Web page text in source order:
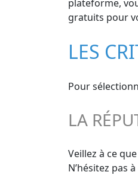
plateforme,
gratuits pour
LES
Pour
LA
Veillez à ce
N’hésitez pas